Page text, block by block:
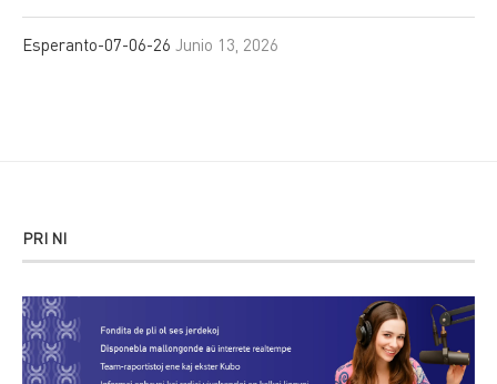
Esperanto-07-06-26 Junio 13, 2026
PRI NI